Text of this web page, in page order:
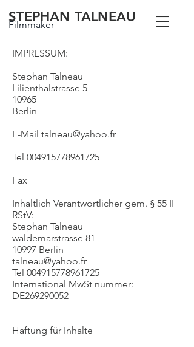
STEPHAN TALNEAU
Filmmaker
IMPRESSUM:
Stephan Talneau
Lilienthalstrasse 5
10965
Berlin
E-Mail talneau@yahoo.fr
Tel 004915778961725
Fax
Inhaltlich Verantwortlicher gem. § 55 II
RStV:
Stephan Talneau
waldemarstrasse 81
10997 Berlin
talneau@yahoo.fr
Tel 004915778961725
International MwSt nummer:
DE269290052
Haftung für Inhalte